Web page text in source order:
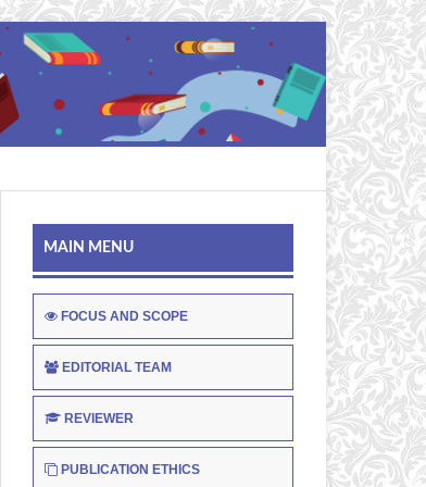
MAIN MENU
FOCUS AND SCOPE
EDITORIAL TEAM
REVIEWER
PUBLICATION ETHICS